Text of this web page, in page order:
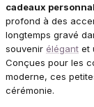
cadeaux
profond à des
longtemps gravé
souvenir élégant et
Conçues pour les
moderne, ces
cérémonie.